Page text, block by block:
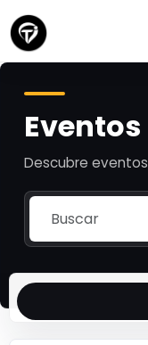
Eventos
Descubre eventos